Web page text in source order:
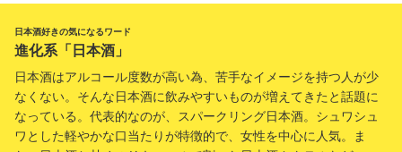
日本酒好きの気になるワード
進化系「日本酒」
日本酒はアルコール度数が高い為、苦手なイメージを持つ人が少
なくない。そんな日本酒に飲みやすいものが増えてきたと話題に
なっている。代表的なのが、スパークリング日本酒。シュワシュ
ワとした軽やかな口当たりが特徴的で、女性を中心に人気。ま